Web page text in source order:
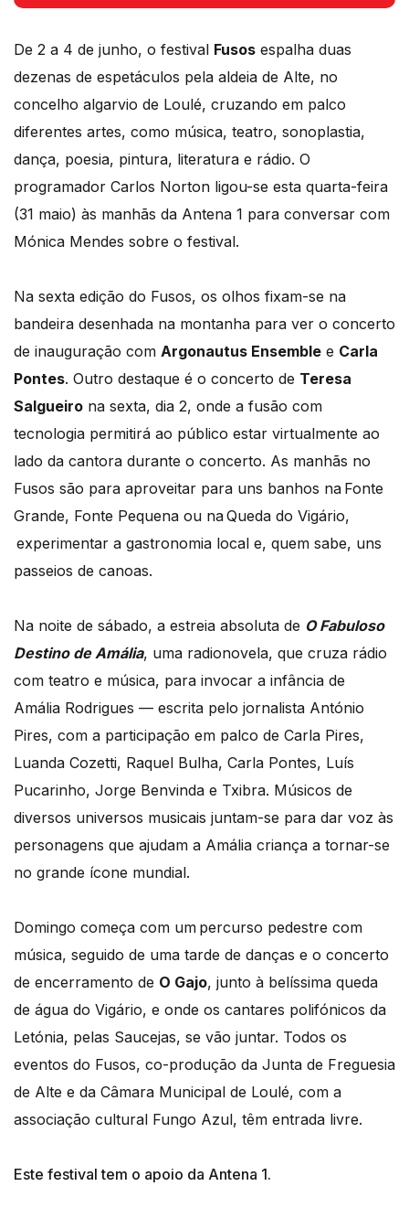
pouco sobre o cartaz e iniciativas.
De 2 a 4 de junho, o festival Fusos espalha duas
dezenas de espetáculos pela aldeia de Alte, no
concelho algarvio de Loulé, cruzando em palco
diferentes artes, como música, teatro, sonoplastia,
dança, poesia, pintura, literatura e rádio. O
programador Carlos Norton ligou-se esta quarta-feira
(31 maio) às manhãs da Antena 1 para conversar com
Mónica Mendes sobre o festival.
Na sexta edição do Fusos, os olhos fixam-se na
bandeira desenhada na montanha para ver o concerto
de inauguração com Argonautus Ensemble e Carla
Pontes. Outro destaque é o concerto de Teresa
Salgueiro na sexta, dia 2, onde a fusão com
tecnologia permitirá ao público estar virtualmente ao
lado da cantora durante o concerto. As manhãs no
Fusos são para aproveitar para uns banhos na Fonte
Grande, Fonte Pequena ou na Queda do Vigário,
experimentar a gastronomia local e, quem sabe, uns
passeios de canoas.
Na noite de sábado, a estreia absoluta de O Fabuloso
Destino de Amália, uma radionovela, que cruza rádio
com teatro e música, para invocar a infância de
Amália Rodrigues — escrita pelo jornalista António
Pires, com a participação em palco de Carla Pires,
Luanda Cozetti, Raquel Bulha, Carla Pontes, Luís
Pucarinho, Jorge Benvinda e Txibra. Músicos de
diversos universos musicais juntam-se para dar voz às
personagens que ajudam a Amália criança a tornar-se
no grande ícone mundial.
Domingo começa com um percurso pedestre com
música, seguido de uma tarde de danças e o concerto
de encerramento de O Gajo, junto à belíssima queda
de água do Vigário, e onde os cantares polifónicos da
Letónia, pelas Saucejas, se vão juntar. Todos os
eventos do Fusos, co-produção da Junta de Freguesia
de Alte e da Câmara Municipal de Loulé, com a
associação cultural Fungo Azul, têm entrada livre.
Este festival tem o apoio da Antena 1.